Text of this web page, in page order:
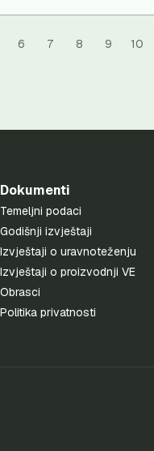
6 7 8 9 10
Dokumenti
Temeljni podaci
Godišnji izvještaji
Izvještaji o uravnoteženju
Izvještaji o proizvodnji VE
Obrasci
Politika privatnosti